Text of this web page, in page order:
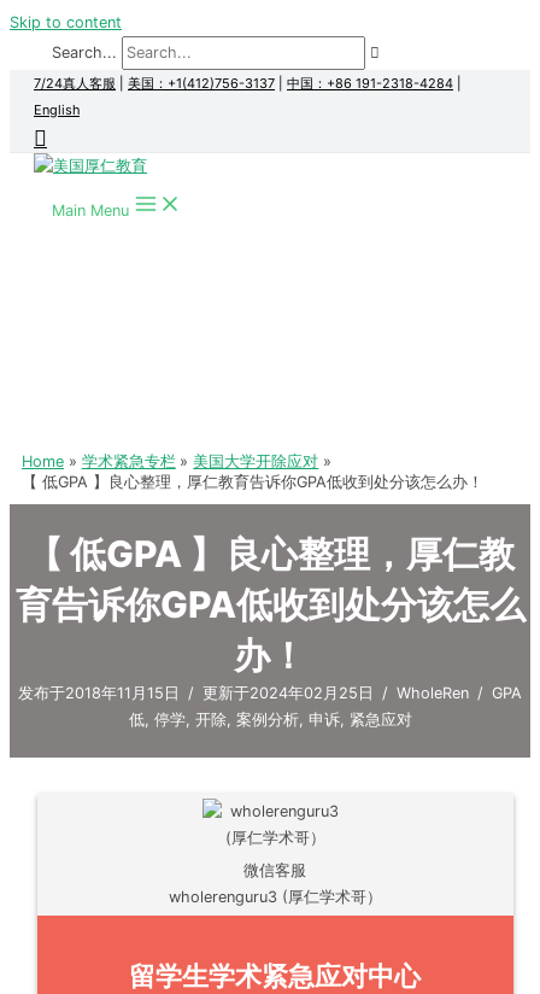
Skip to content
Search...
7/24真人客服 美国：+1(412)756-3137 中国：+86 191-2318-4284
English
Main Menu
Home 学术紧急专栏
美国大学开除应对
【 低GPA 】良心整理，厚仁教育告诉你GPA低收到处分该怎么办！
【 低GPA 】良心整理，厚仁教
育告诉你GPA低收到处分该怎么
办！
发布于2018年11月15日 / 更新于2024年02月25日 / WholeRen / GPA
低, 停学, 开除, 案例分析, 申诉, 紧急应对
微信客服
wholerenguru3 (厚仁学术哥）
留学生学术紧急应对中心